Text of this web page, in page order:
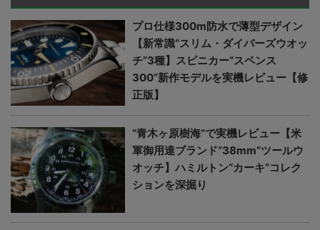
プロ仕様300m防水で薄型デザイン
【新常識“スリム・ダイバーズウオッ
チ”3種】スピニカー“スペンス
300”新作モデルを実機レビュー【修
正版】
“青木ヶ原樹海”で実機レビュー【米
軍御用達ブランド“38mm”ツールウ
オッチ】ハミルトン“カーキ”コレク
ションを深掘り